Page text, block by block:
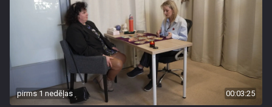
pirms 1 nedēļas 00:03:25